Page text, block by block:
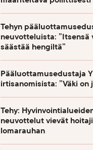
Tehyn
neuvotteluista: ”Itsensä
säästää hengiltä”
Pääluottamusedustaja
irtisanomisista: ”Väki
Tehy:
neuvottelut vievät
lomarauhan